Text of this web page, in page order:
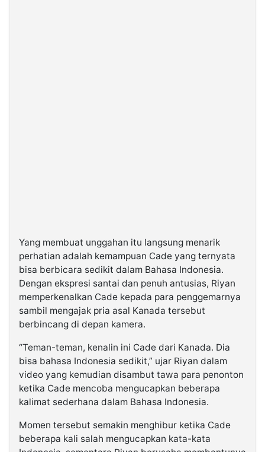
Yang membuat unggahan itu langsung menarik
perhatian adalah kemampuan Cade yang ternyata
bisa berbicara sedikit dalam Bahasa Indonesia.
Dengan ekspresi santai dan penuh antusias, Riyan
memperkenalkan Cade kepada para penggemarnya
sambil mengajak pria asal Kanada tersebut
berbincang di depan kamera.
“Teman-teman, kenalin ini Cade dari Kanada. Dia
bisa bahasa Indonesia sedikit,” ujar Riyan dalam
video yang kemudian disambut tawa para penonton
ketika Cade mencoba mengucapkan beberapa
kalimat sederhana dalam Bahasa Indonesia.
Momen tersebut semakin menghibur ketika Cade
beberapa kali salah mengucapkan kata-kata